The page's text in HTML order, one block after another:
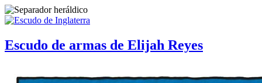
Escudo de armas de Elijah Reyes